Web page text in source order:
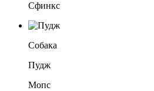
Сфинкс
Собака
Пудж
Мопс